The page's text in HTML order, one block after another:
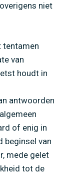
niet
tentamen
van
houdt in
antwoorden
of enig in
beginsel van
mede gelet
tot de